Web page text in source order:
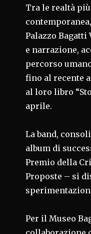
Tra le realtà
Palazzo
e narrazione,
percorso
fino al recente
al loro libro
aprile.
La band,
album di
Premio della
Proposte – si
Per il Museo